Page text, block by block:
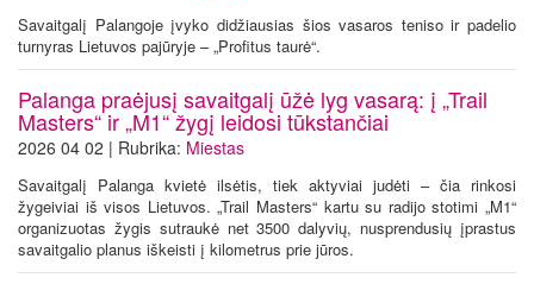
Savaitgalį Palangoje įvyko didžiausias šios vasaros teniso ir padelio
turnyras Lietuvos pajūryje – „Profitus taurė“.
Palanga praėjusį savaitgalį ūžė lyg vasarą: į „Trail
Masters“ ir „M1“ žygį leidosi tūkstančiai
2026 04 02 | Rubrika: Miestas
Savaitgalį Palanga kvietė ilsėtis, tiek aktyviai judėti – čia rinkosi
žygeiviai iš visos Lietuvos. „Trail Masters“ kartu su radijo stotimi „M1“
organizuotas žygis sutraukė net 3500 dalyvių, nusprendusių įprastus
savaitgalio planus iškeisti į kilometrus prie jūros.